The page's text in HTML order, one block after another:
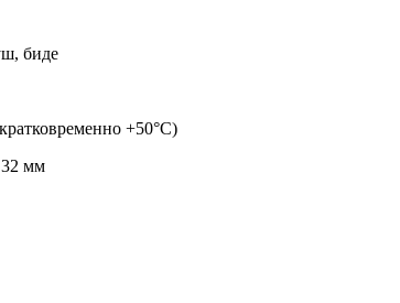
биде
+50°С)
мм